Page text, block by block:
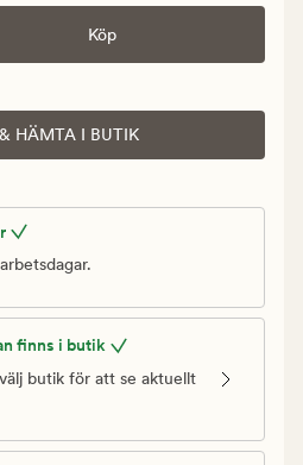
Köp
HÄMTA I BUTIK
finns i butik
butik för att se aktuellt